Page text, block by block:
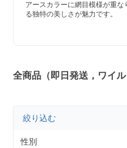
アースカラーに網目模様が重
る独特の美しさが魅力です。
全商品（即日発送，ワイル
絞り込む
性別